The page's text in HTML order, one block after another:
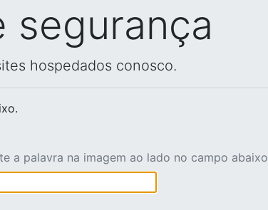
segurança
hospedados conosco.
a palavra na imagem ao lado no campo abaixo